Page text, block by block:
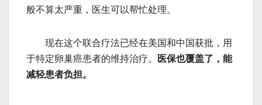
般不算太严重，医生可以帮忙处理。
现在这个联合疗法已经在美国和中国获批，用
于特定卵巢癌患者的维持治疗。
医保也覆盖了，能
减轻患者负担。